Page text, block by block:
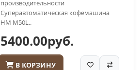
производительности
Суперавтоматическая кофемашина
HM M50L..
5400.00руб.
В КОРЗИНУ